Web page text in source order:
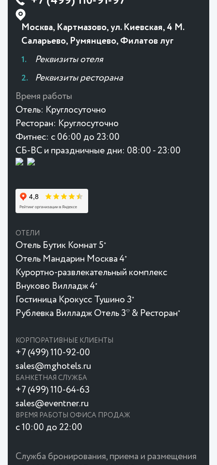
Москва, Картмазово, ул. Киевская, 4 М.
Саларьево, Румянцево, Филатов луг
Реквизиты отеля
Реквизиты ресторана
Время работы
Отель: Круглосуточно
Ресторан: Круглосуточно
Фитнес: с 06:00 до 23:00
СБ-ВС и праздничные дни: 08:00 - 23:00
ОТЕЛИ
Отель Бутик Комнат 5★
Отель Мандарин Москва 4★
Курортно-развлекательный комплекс
Внуково Вилладж 4★
Гостиница Крокусc Тушино 3★
Рублевка Вилладж Отель 3* & Ресторан★
КОРПОРАТИВНЫЕ КЛИЕНТЫ
+7 (499) 110-92-00
sales@mghotels.ru
БАНКЕТНАЯ СЛУЖБА
+7 (499) 110-64-63
sales@eventner.ru
ВРЕМЯ РАБОТЫ ОФИСА ПРОДАЖ
с 10:00 до 22:00
Служба бронирования, приема и размещения